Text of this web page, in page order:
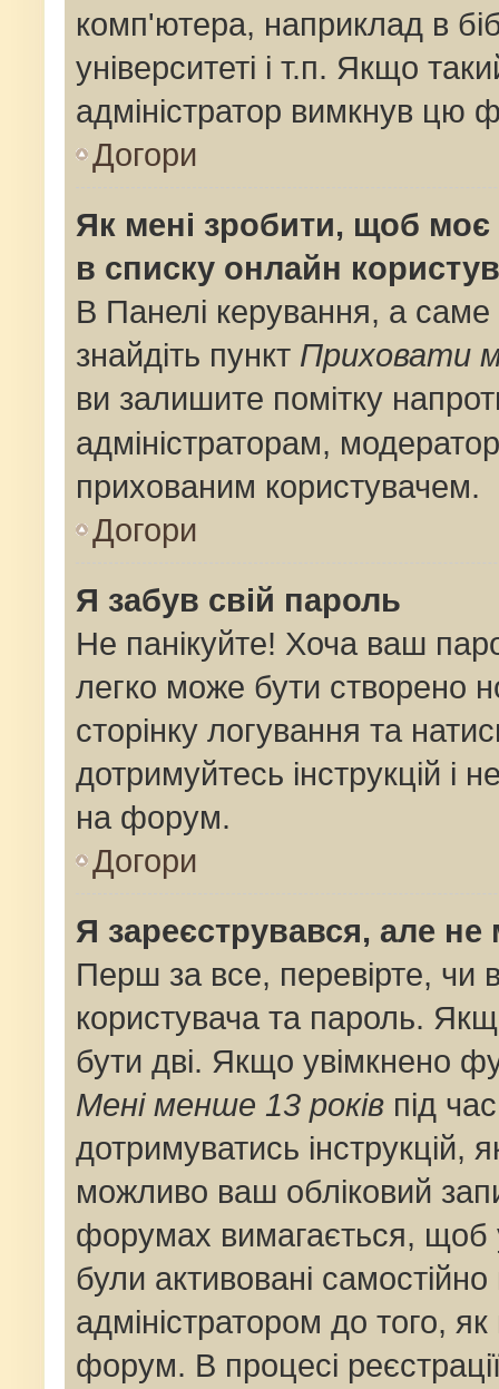
комп'ютера, наприклад в
університеті і т.п. Якщо
адміністратор вимкнув цю
Догори
Як мені зробити, щоб моє
в списку онлайн
В Панелі керування, а
знайдіть пункт Приховати
ви залишите помітку
адміністраторам,
прихованим користувачем.
Догори
Я забув свій пароль
Не панікуйте! Хоча ваш
легко може бути створено
сторінку логування та
дотримуйтесь інструкцій і
на форум.
Догори
Я зареєструвався, але
Перш за все, перевірте, чи
користувача та пароль.
бути дві. Якщо увімкнено
Мені менше 13 років під
дотримуватись інструкцій,
можливо ваш обліковий
форумах вимагається, щоб
були активовані
адміністратором до того,
форум. В процесі